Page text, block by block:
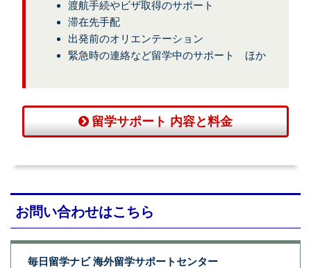
渡航手続やビザ取得のサポート
滞在先手配
出発前のオリエンテーション
緊急時の連絡など留学中のサポート ほか
留学サポート 内容と料金
お問い合わせはこちら
毎日留学ナビ 海外留学サポートセンター